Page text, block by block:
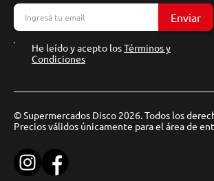
Enviar
He leído y acepto losTérminos y
Condiciones
© Supermercados Disco 2026. Todos los
Precios válidos únicamente para el área de